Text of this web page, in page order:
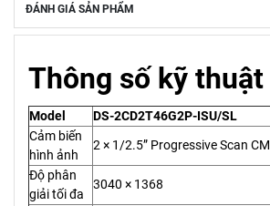
ĐÁNH GIÁ SẢN PHẨM
Thông số kỹ thuật
Model
DS-2CD2T46G2P-ISU/SL
Cảm biến
hình ảnh
2 × 1/2.5” Progressive Scan
Độ phân
giải tối đa
3040 × 1368